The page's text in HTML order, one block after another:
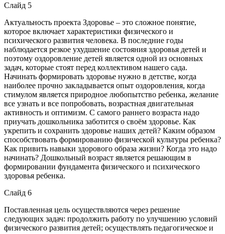
Слайд 5
Актуальность проекта Здоровье – это сложное понятие,
которое включает характеристики физического и
психического развития человека. В последние годы
наблюдается резкое ухудшение состояния здоровья детей и
поэтому оздоровление детей является одной из основных
задач, которые стоят перед коллективом нашего сада.
Начинать формировать здоровье нужно в детстве, когда
наиболее прочно закладывается опыт оздоровления, когда
стимулом является природное любопытство ребенка, желание
все узнать и все попробовать, возрастная двигательная
активность и оптимизм. С самого раннего возраста надо
приучать дошкольника заботится о своём здоровье. Как
укрепить и сохранить здоровье наших детей? Каким образом
способствовать формированию физической культуры ребенка?
Как привить навыки здорового образа жизни? Когда это надо
начинать? Дошкольный возраст является решающим в
формировании фундамента физического и психического
здоровья ребенка.
Слайд 6
Поставленная цель осуществляются через решение
следующих задач: продолжить работу по улучшению условий
физического развития детей; осуществлять педагогическое и